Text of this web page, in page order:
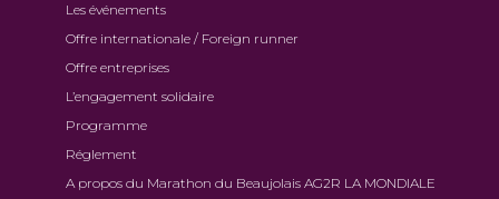
Les événements
Offre internationale / Foreign runner
Offre entreprises
L’engagement solidaire
Programme
Réglement
A propos du Marathon du Beaujolais AG2R LA MONDIALE